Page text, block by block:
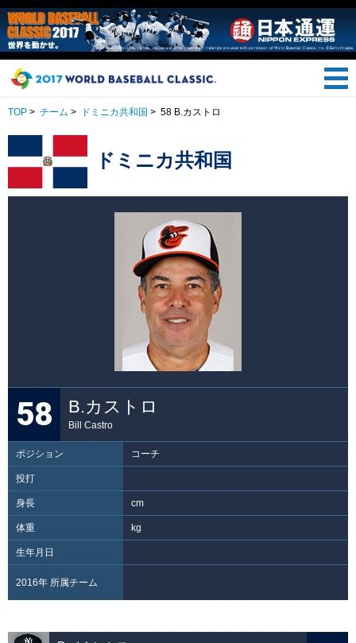
TOP > チーム > ドミニカ共和国 > 58 B.カストロ
ドミニカ共和国
58 B.カストロ
Bill Castro
ポジション コーチ
投打
身長 cm
体重 kg
生年月日
2016年 所属チーム